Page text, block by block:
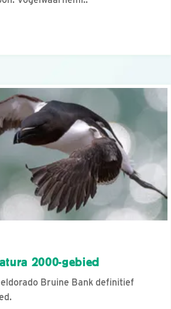
2000-gebied
Bruine Bank definitief